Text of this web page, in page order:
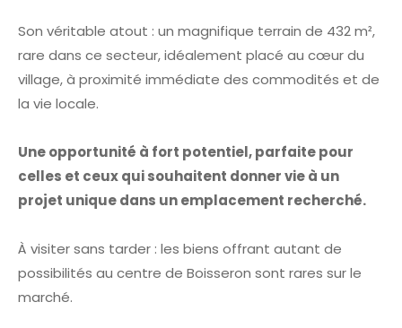
Son véritable atout : un magnifique terrain de 432 m²,
rare dans ce secteur, idéalement placé au cœur du
village, à proximité immédiate des commodités et de
la vie locale.
Une opportunité à fort potentiel, parfaite pour
celles et ceux qui souhaitent donner vie à un
projet unique dans un emplacement recherché.
À visiter sans tarder : les biens offrant autant de
possibilités au centre de Boisseron sont rares sur le
marché.